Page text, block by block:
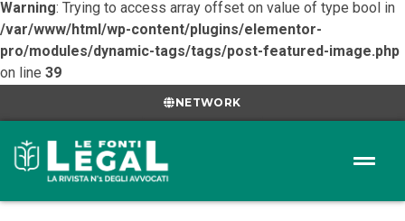
Warning: Trying to access array offset on value of type bool in
/var/www/html/wp-content/plugins/elementor-
pro/modules/dynamic-tags/tags/post-featured-image.php
on line 39
NETWORK